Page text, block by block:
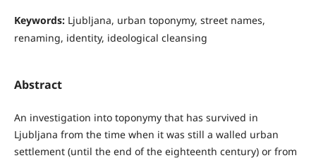
Keywords: Ljubljana, urban toponymy, street names,
renaming, identity, ideological cleansing
Abstract
An investigation into toponymy that has survived in
Ljubljana from the time when it was still a walled urban
settlement (until the end of the eighteenth century) or from